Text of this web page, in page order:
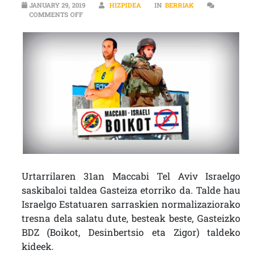
JANUARY 29, 2019 HIZPIDEA IN BERRIAK
COMMENTS OFFON SERGIO GARCIA (BDZ GASTEIZ): “MACCABI
Urtarrilaren 31an Maccabi Tel Aviv Israelgo
saskibaloi taldea Gasteiza etorriko da. Talde hau
Israelgo Estatuaren sarraskien normalizaziorako
tresna dela salatu dute, besteak beste, Gasteizko
BDZ (Boikot, Desinbertsio eta Zigor) taldeko
kideek.